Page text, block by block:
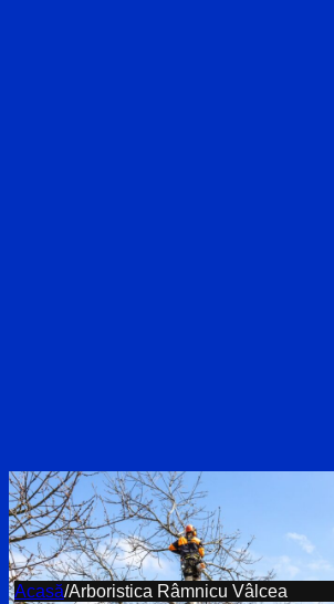
Acasă/Arboristica Râmnicu Vâlcea